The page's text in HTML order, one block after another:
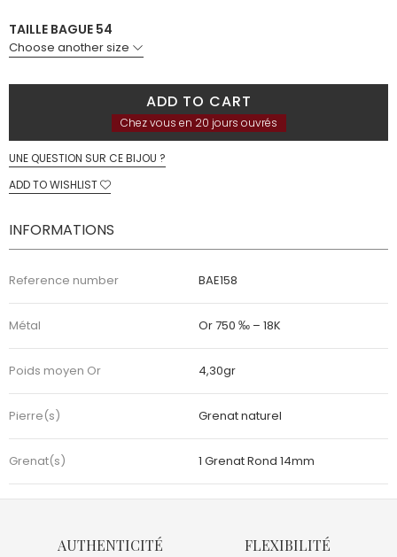
TAILLE BAGUE 54
Choose another size
ADD TO CART
Chez vous en 20 jours ouvrés
UNE QUESTION SUR CE BIJOU ?
ADD TO WISHLIST
INFORMATIONS
Reference number BAE158
Métal Or 750 ‰ – 18K
Poids moyen Or 4,30gr
Pierre(s) Grenat naturel
Grenat(s) 1 Grenat Rond 14mm
AUTHENTICITÉ FLEXIBILITÉ